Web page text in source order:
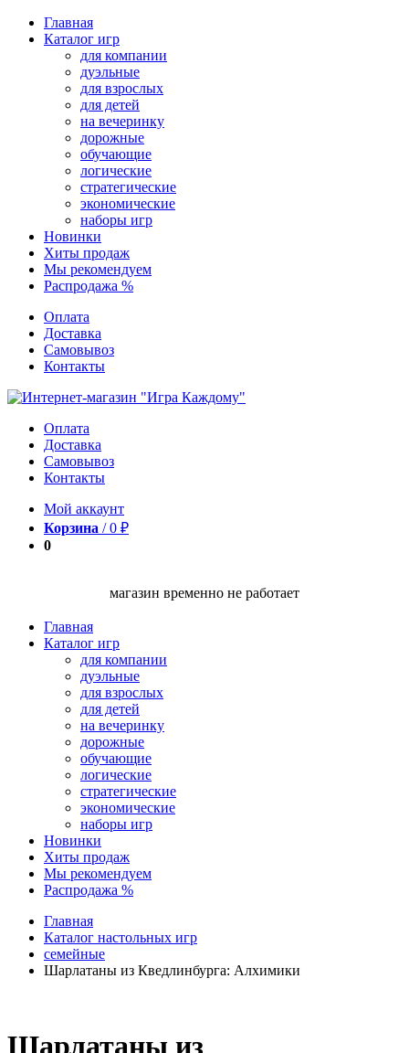
Перейти
содержимому
Главная
Каталог игр
для компании
дуэльные
для взрослых
для детей
на вечеринку
дорожные
обучающие
логические
стратегические
экономические
наборы игр
Новинки
Хиты продаж
Мы рекомендуем
Распродажа %
Оплата
Доставка
Самовывоз
Контакты
Оплата
Доставка
Самовывоз
Контакты
Мой аккаунт
Корзина /0 ₽
0
магазин временно не работает
Главная
Каталог игр
для компании
дуэльные
для взрослых
для детей
на вечеринку
дорожные
обучающие
логические
стратегические
экономические
наборы игр
Новинки
Хиты продаж
Мы рекомендуем
Распродажа %
Главная
Каталог настольных игр
семейные
Шарлатаны из Кведлинбурга: Алхимики
Шарлатаны из